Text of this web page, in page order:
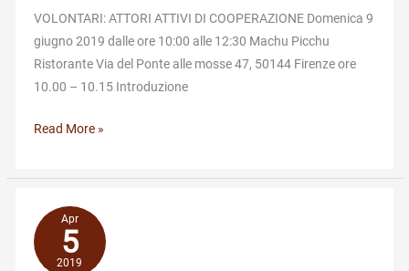
VOLONTARI: ATTORI ATTIVI DI COOPERAZIONE Domenica 9
giugno 2019 dalle ore 10:00 alle 12:30 Machu Picchu
Ristorante Via del Ponte alle mosse 47, 50144 Firenze ore
10.00 – 10.15 Introduzione
Volontari:
cooperazione
Read More »
Apr
5
2019